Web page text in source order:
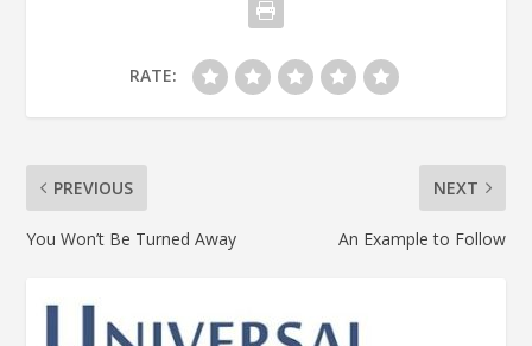
RATE:
PREVIOUS
You Won’t Be Turned Away
NEXT
An Example to Follow